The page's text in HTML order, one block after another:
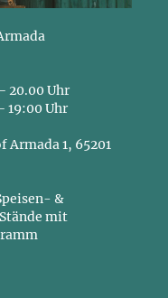
20.00 Uhr
19:00 Uhr
1, 65201
&
mit